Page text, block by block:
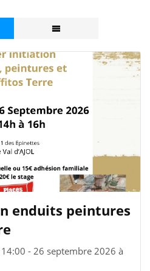
enduits peintures
- 26 septembre 2026 à